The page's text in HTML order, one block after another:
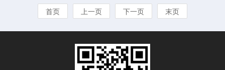
首页 上一页 下一页 末页